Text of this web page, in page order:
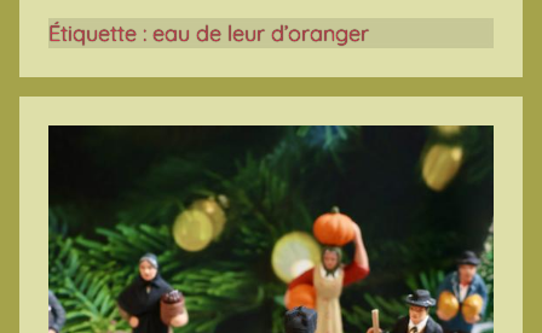
Étiquette : eau de leur d’oranger